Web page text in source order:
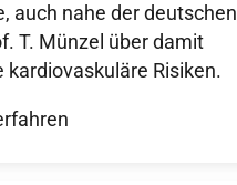
auch nahe der deutschen
T. Münzel über damit
kardiovaskuläre Risiken.